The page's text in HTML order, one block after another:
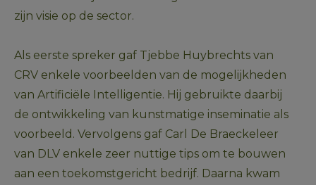
zijn visie op de sector.
Als eerste spreker gaf Tjebbe Huybrechts van
CRV enkele voorbeelden van de mogelijkheden
van Artificiële Intelligentie. Hij gebruikte daarbij
de ontwikkeling van kunstmatige inseminatie als
voorbeeld. Vervolgens gaf Carl De Braeckeleer
van DLV enkele zeer nuttige tips om te bouwen
aan een toekomstgericht bedrijf. Daarna kwam